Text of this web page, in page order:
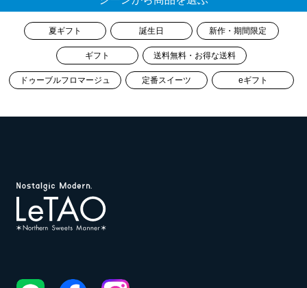
夏ギフト 誕生日 新作・期間限定
ギフト 送料無料・お得な送料
ドゥーブルフロマージュ 定番スイーツ eギフト